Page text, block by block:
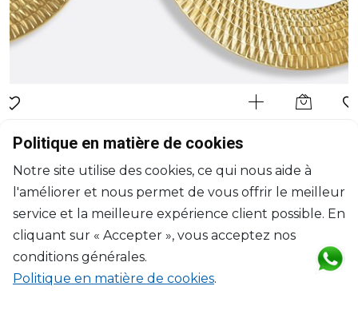
BERNARDAUD
Assiette de présentation
D: 29.5cm
$509
Politique en matière de cookies
Notre site utilise des cookies, ce qui nous aide à
l'améliorer et nous permet de vous offrir le meilleur
service et la meilleure expérience client possible. En
cliquant sur « Accepter », vous acceptez nos
conditions générales.
Politique en matière de cookies.